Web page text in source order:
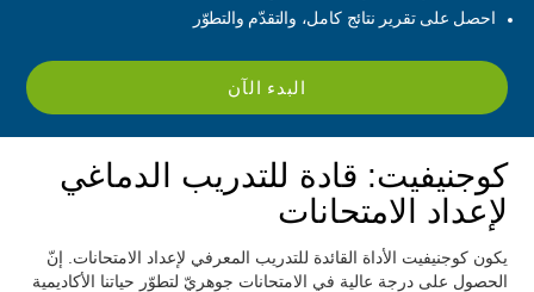
احصل على تقرير نتائج كامل، والتقدّم والتطوّر
البدء الآن
كوجنيفيت: قادة للتدريب الدماغي
لإعداد الامتحانات
يكون كوجنيفيت الأداة القائدة للتدريب المعرفي لإعداد الامتحانات. إنّ
الحصول على درجة عالية في الامتحانات جوهريّ لتطوّر حياتنا الأكاديمية